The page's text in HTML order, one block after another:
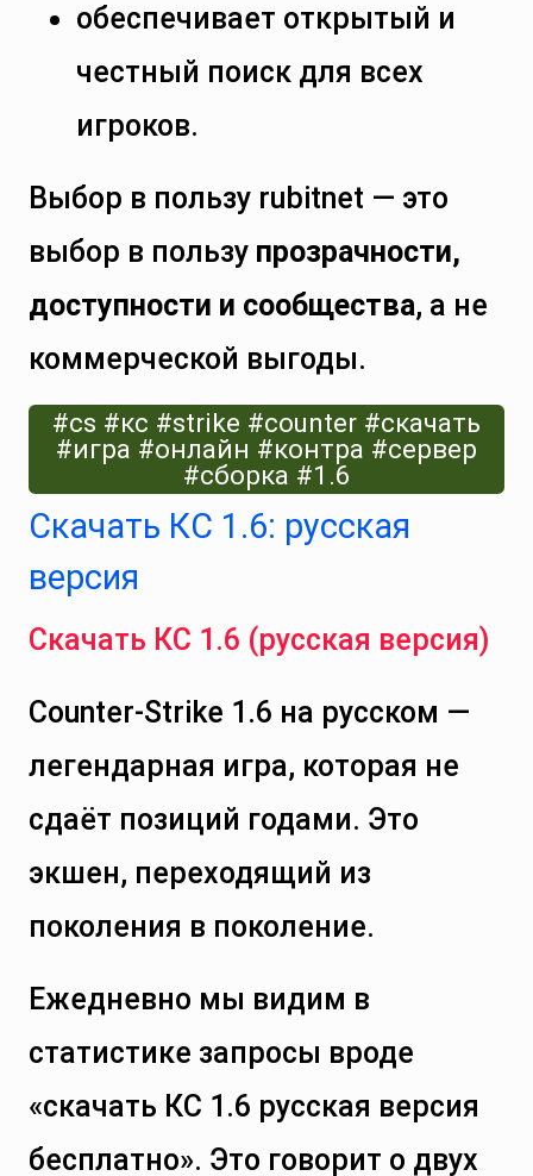
обеспечивает открытый и
честный поиск для всех
игроков.
Выбор в пользу rubitnet — это
выбор в пользу прозрачности,
доступности и сообщества, а не
коммерческой выгоды.
#cs #кс #strike #counter #скачать
#игра #онлайн #контра #сервер
#сборка #1.6
Скачать КС 1.6: русская
версия
Скачать КС 1.6 (русская версия)
Counter-Strike 1.6 на русском —
легендарная игра, которая не
сдаёт позиций годами. Это
экшен, переходящий из
поколения в поколение.
Ежедневно мы видим в
статистике запросы вроде
«скачать КС 1.6 русская версия
бесплатно». Это говорит о двух